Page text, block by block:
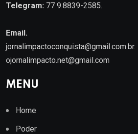
Telegram: 77 9.8839-2585.
Email.
jornalimpactoconquista@gmail.com.br.
ojornalimpacto.net@gmail.com
MENU
Home
Poder